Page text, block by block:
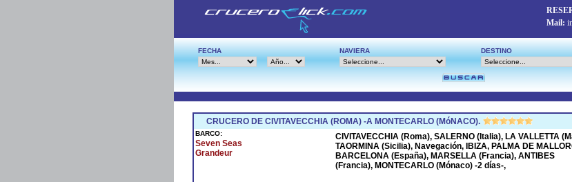
Mail:
FECHA NAVIERA DESTINO
CRUCERO DE CIVITAVECCHIA (ROMA) -A MONTECARLO (MóNACO).
BARCO:
Seven Seas
Grandeur
CIVITAVECCHIA (Roma), SALERNO (Italia), LA VALLETTA
TAORMINA (Sicilia), Navegación, IBIZA, PALMA DE
BARCELONA (España), MARSELLA (Francia), ANTIBES
(Francia), MONTECARLO (Mónaco) -2 días-,